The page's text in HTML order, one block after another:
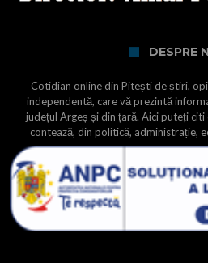
DESPRE
Cotidian online din Pitești de știri,
independentă, care vă prezintă
județul Argeș și din țară. Aici puteți
contează, din politică, administrație,